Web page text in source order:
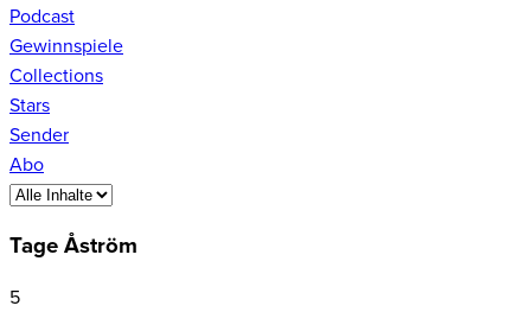
Podcast
Gewinnspiele
Collections
Stars
Sender
Abo
Tage Åström
5